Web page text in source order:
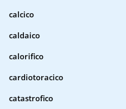
calcico
caldaico
calorifico
cardiotoracico
catastrofico